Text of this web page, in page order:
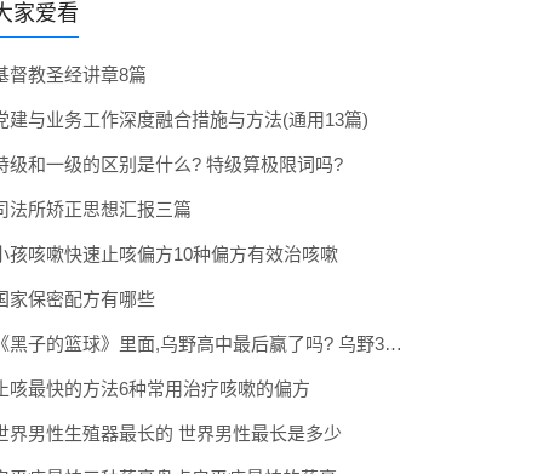
家爱看
督教圣经讲章8篇
建与业务工作深度融合措施与方法(通用13篇)
级和一级的区别是什么? 特级算极限词吗?
法所矫正思想汇报三篇
孩咳嗽快速止咳偏方10种偏方有效治咳嗽
家保密配方有哪些
《黑子的篮球》里面,乌野高中最后赢了吗? 乌野3年拿到全国冠军了吗
咳最快的方法6种常用治疗咳嗽的偏方
界男性生殖器最长的 世界男性最长是多少